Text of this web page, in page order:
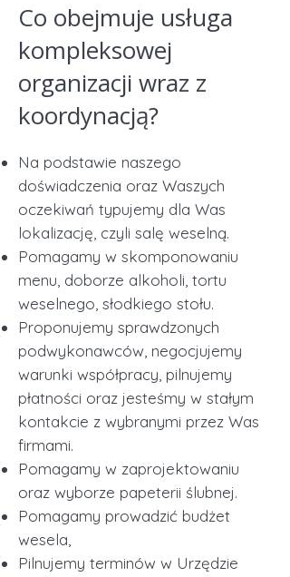
Co obejmuje usługa
kompleksowej
organizacji wraz z
koordynacją?
Na podstawie naszego
doświadczenia oraz Waszych
oczekiwań typujemy dla Was
lokalizację, czyli salę weselną.
Pomagamy w skomponowaniu
menu, doborze alkoholi, tortu
weselnego, słodkiego stołu.
Proponujemy sprawdzonych
podwykonawców, negocjujemy
warunki współpracy, pilnujemy
płatności oraz jesteśmy w stałym
kontakcie z wybranymi przez Was
firmami.
Pomagamy w zaprojektowaniu
oraz wyborze papeterii ślubnej.
Pomagamy prowadzić budżet
wesela,
Pilnujemy terminów w Urzędzie